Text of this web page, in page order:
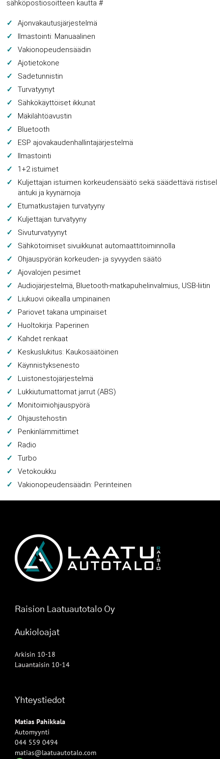
sähköpostiosoitteen kautta #
Ajonvakautusjärjestelmä
Ilmastointi: Manuaalinen
Vakionopeudensäädin
Ajotietokone
Sadetunnistin
Turvatyynyt
Sähkökäyttöiset ikkunat
Mäkilähtöavustin
Bluetooth
ESP ajovakaudenhallintajärjestelmä
Ilmastointi
1+2 istuimet
Kuljettajan istuimen korkeudensäätö sekä säädettävä ristisel
äntuki ja kyynärnoja
Etumatkustajien turvatyyny
Kuljettajan turvatyyny
Sivuturvatyynyt
Sähkötoimiset sivuikkunat automaattitoiminnolla
Ohjauspyörän korkeuden- ja syvyyden säätö
Ajovalojen pesimet
Audiojärjestelmä, Bluetooth-matkapuhelinvalmius, USB-liitin
Liukuovi oikealla umpinainen
Pariovet takana umpinaiset
Huoltokirja: Paperinen
Kahdet renkaat
Keskuslukitus: Kaukosäätöinen
Käynnistyksenesto
Luistonestojärjestelmä
Lukkiutumattomat jarrut (ABS)
Monitoimiohjauspyörä
Ohjaustehostin
Penkinlämmittimet
Radio
Turbo
Vetokoukku
Vakionopeudensäädin: Perinteinen
Raision Laatuautotalo Oy
Aukioloajat
Arkisin 10-18
Lauantaisin 10-14
Yhteystiedot
Matias Pahikkala
Automyynti
044 559 0494
matias@laatuautotalo.com